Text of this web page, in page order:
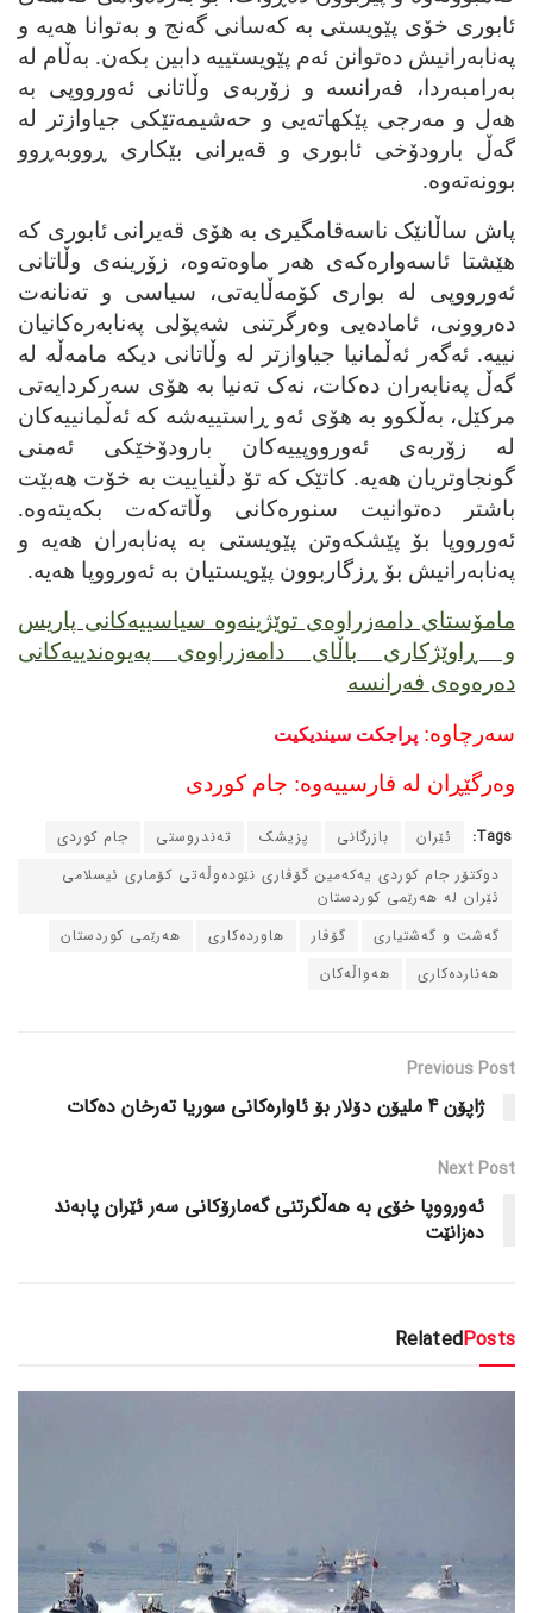
ئابوری خۆی پێویستی به‌ که‌سانی گه‌نج و به‌توانا هه‌یه‌ و
په‌نابه‌رانیش ده‌توانن ئه‌م پێویستییه‌ دابین بکه‌ن. به‌ڵام له‌
به‌رامبه‌ردا، فه‌رانسه‌ و زۆربه‌ی وڵاتانی ئه‌ورووپی به‌
هه‌ل و مه‌رجی پێکهاته‌یی و حه‌شیمه‌تێکی جیاوازتر له‌
گه‌ڵ بارودۆخی ئابوری و قه‌یرانی بێکاری ڕووبه‌ڕوو
بوونه‌ته‌وه‌.
پاش ساڵانێک ناسه‌قامگیری به‌ هۆی قه‌یرانی ئابوری که‌
هێشتا ئاسه‌واره‌که‌ی هه‌ر ماوه‌ته‌وه‌، زۆرینه‌ی وڵاتانی
ئه‌ورووپی له‌ بواری کۆمه‌ڵایه‌تی، سیاسی و ته‌نانه‌ت
ده‌روونی، ئاماده‌یی وه‌رگرتنی شه‌‌پۆلی په‌نابه‌ره‌کانیان
نییه‌. ئه‌گه‌ر ئه‌ڵمانیا جیاوازتر له‌ وڵاتانی دیکه‌ مامه‌ڵه‌ له‌
گه‌ڵ په‌نابه‌ران ده‌کات، نه‌ک ته‌نیا به‌ هۆی سه‌رکردایه‌تی
مرکێل، به‌ڵکوو به‌ هۆی ئه‌و ڕاستییه‌شه‌ که‌ ئه‌ڵمانییه‌کان
له‌ زۆربه‌ی ئه‌ورووپییه‌کان بارودۆخێکی ئه‌منی
گونجاوتریان هه‌یه‌. کاتێک که‌ تۆ دڵنیاییت به‌ خۆت هه‌بێت
باشتر ده‌توانیت سنوره‌کانی وڵاته‌که‌ت بکه‌یته‌وه‌.
ئه‌ورووپا بۆ پێشکه‌وتن پێویستی به‌ په‌نابه‌ران هه‌یه‌ و
په‌نابه‌رانیش بۆ ڕزگاربوون پێویستیان به‌ ئه‌ورووپا هه‌یه‌.
مامۆستای دامه‌زراوه‌ی توێژینه‌وه‌ سیاسییه‌کانی پاریس
و ڕاوێژکاری باڵای دامه‌زراوه‌ی په‌یوه‌ندییه‌کانی
ده‌ره‌وه‌ی فه‌رانسه‌
سه‌رچاوه‌: پراجکت سیندیکیت
وه‌رگێڕان له‌ فارسییه‌وه‌: جام کوردی
Tags: ئێران بازرگانی پزیشک ته‌ندروستی
جام کوردی
دوکتۆر جام کوردی یه‌که‌مین گۆڤاری نێوده‌وڵه‌تی کۆماری ئیسلامی
ئێران له‌ هه‌رێمی کوردستان
گه‌شت و گه‌شتیاری
گۆڤار هاورده‌کاری
هه‌رێمی کوردستان
هه‌نارده‌کاری
هه‌واڵه‌کان
Previous Post
ژاپۆن 4 ملیۆن دۆلار بۆ ئاواره‌کانی سوریا ته‌رخان ده‌کات
Next Post
ئه‌ورووپا خۆی به‌ هه‌ڵگرتنی گه‌مارۆکانی سه‌ر ئێران پابه‌ند
ده‌زانێت
RelatedPosts